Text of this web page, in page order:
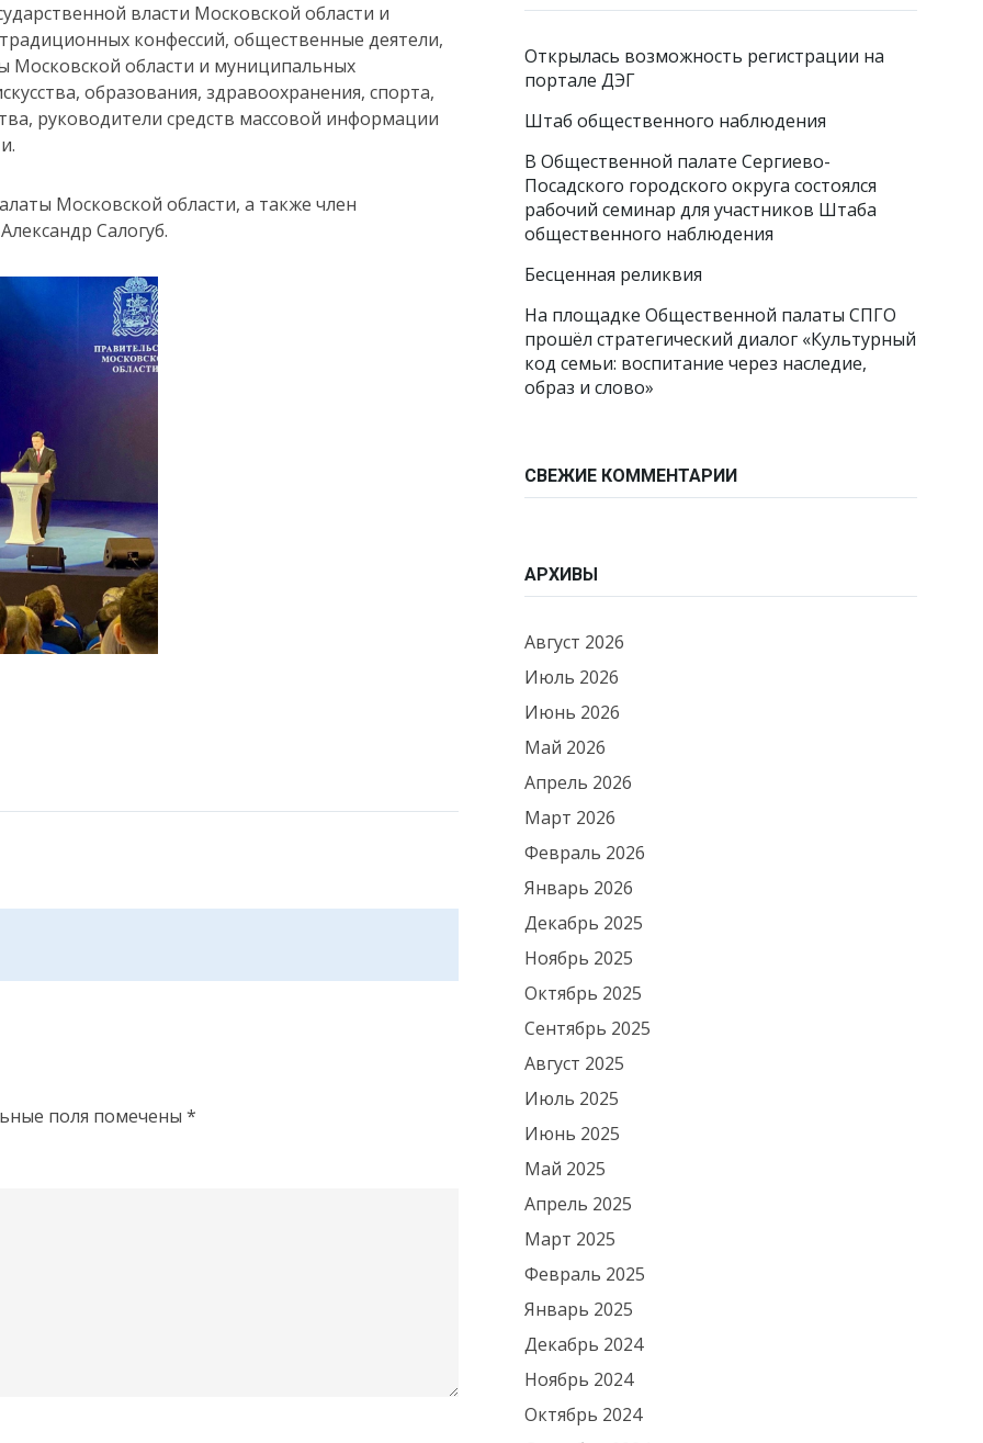
власти Московской области и
конфессий, общественные деятели,
Московской области и муниципальных
образования, здравоохранения, спорта,
руководители средств массовой информации
Московской области, а также член
Салогуб.
поля помечены *
Открылась возможность регистрации на
портале ДЭГ
Штаб общественного наблюдения
В Общественной палате Сергиево-
Посадского городского округа состоялся
рабочий семинар для участников Штаба
общественного наблюдения
Бесценная реликвия
На площадке Общественной палаты СПГО
прошёл стратегический диалог «Культурный
код семьи: воспитание через наследие,
образ и слово»
СВЕЖИЕ КОММЕНТАРИИ
АРХИВЫ
Август 2026
Июль 2026
Июнь 2026
Май 2026
Апрель 2026
Март 2026
Февраль 2026
Январь 2026
Декабрь 2025
Ноябрь 2025
Октябрь 2025
Сентябрь 2025
Август 2025
Июль 2025
Июнь 2025
Май 2025
Апрель 2025
Март 2025
Февраль 2025
Январь 2025
Декабрь 2024
Ноябрь 2024
Октябрь 2024